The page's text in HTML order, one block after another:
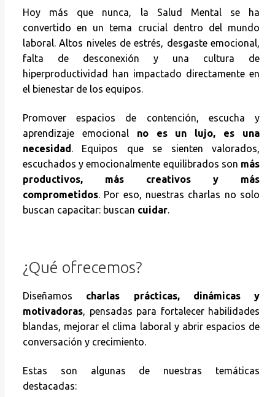
Hoy más que nunca, la Salud Mental se ha
convertido en un tema crucial dentro del mundo
laboral. Altos niveles de estrés, desgaste emocional,
falta de desconexión y una cultura de
hiperproductividad han impactado directamente en
el bienestar de los equipos.
Promover espacios de contención, escucha y
aprendizaje emocional no es un lujo, es una
necesidad. Equipos que se sienten valorados,
escuchados y emocionalmente equilibrados son más
productivos, más creativos y más
comprometidos. Por eso, nuestras charlas no solo
buscan capacitar: buscan cuidar.
¿Qué ofrecemos?
Diseñamos charlas prácticas, dinámicas y
motivadoras , pensadas para fortalecer habilidades
blandas, mejorar el clima laboral y abrir espacios de
conversación y crecimiento.
Estas son algunas de nuestras temáticas
destacadas: